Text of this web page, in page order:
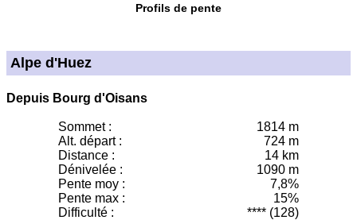
Profils de pente
Alpe d'Huez
Depuis Bourg d'Oisans
Sommet :
Alt. départ :
Distance :
Dénivelée :
1814 m
724 m
14 km
1090 m
Pente moy:
Pente max :
Difficulté :
7,8%
15%
**** (128)